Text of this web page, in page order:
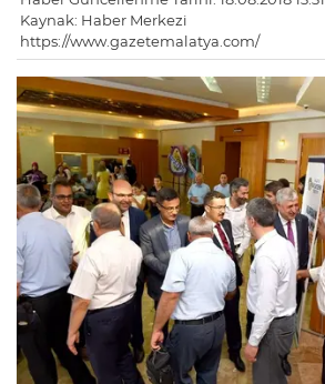
Kaynak: Haber Merkezi
https://www.gazetemalatya.com/